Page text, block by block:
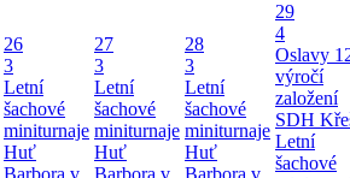
26
3
Letní
šachové
miniturnaje
Huť
27
3
Letní
šachové
miniturnaje
Huť
28
3
Letní
šachové
miniturnaje
Huť
29
4
Oslavy
výročí
založení
SDH
Letní
šachové